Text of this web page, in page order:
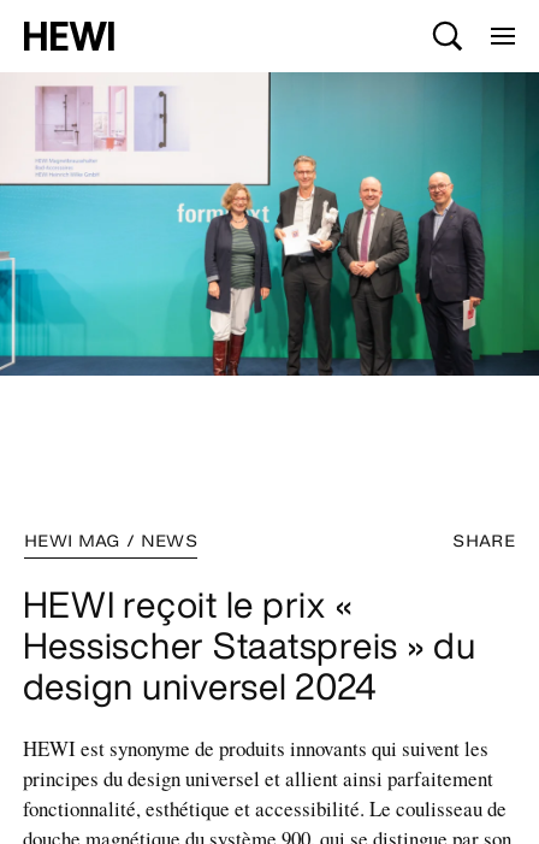
SHARE
HEWI MAG / NEWS
HEWI reçoit le prix «
Hessischer Staatspreis » du
design universel 2024
HEWI est synonyme de produits innovants qui suivent les
principes du design universel et allient ainsi parfaitement
fonctionnalité, esthétique et accessibilité. Le coulisseau de